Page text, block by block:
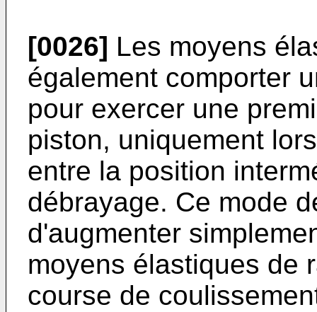
[0026] Les moyens
également comporter
pour exercer une
piston, uniquement
entre la position
débrayage. Ce mode
d'augmenter
moyens élastiques de
course de